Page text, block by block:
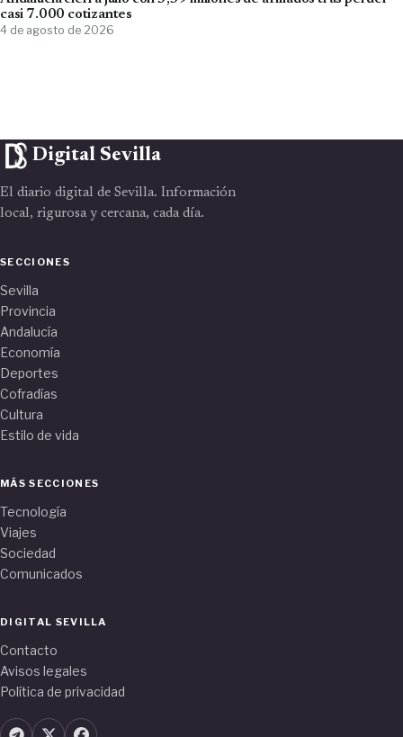
casi 7.000 cotizantes
4 de agosto de 2026
Digital Sevilla
El diario digital de Sevilla. Información
local, rigurosa y cercana, cada día.
SECCIONES
Sevilla
Provincia
Andalucía
Economía
Deportes
Cofradías
Cultura
Estilo de vida
MÁS SECCIONES
Tecnología
Viajes
Sociedad
Comunicados
DIGITAL SEVILLA
Contacto
Avisos legales
Política de privacidad